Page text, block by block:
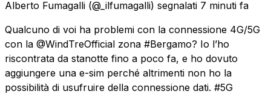
Alberto Fumagalli (@_ilfumagalli) segnalati 7 minuti fa
Qualcuno di voi ha problemi con la connessione 4G/5G
con la @WindTreOfficial zona #Bergamo? Io l’ho
riscontrata da stanotte fino a poco fa, e ho dovuto
aggiungere una e-sim perché altrimenti non ho la
possibilità di usufruire della connessione dati. #5G